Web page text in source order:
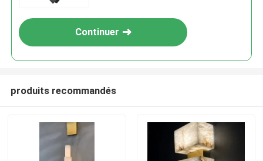
Continuer
produits recommandés